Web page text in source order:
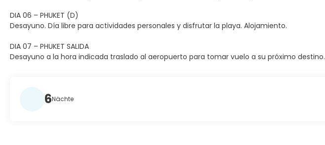
DIA 06 – PHUKET (D)
Desayuno. Día libre para actividades personales y disfrutar la playa. Alojamiento.
DIA 07 – PHUKET SALIDA
Desayuno a la hora indicada traslado al aeropuerto para tomar vuelo a su próximo destino.
6Nächte